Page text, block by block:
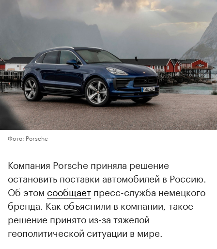
Фото: Porsche
Компания Porsche приняла решение
остановить поставки автомобилей в Россию.
Об этом сообщает пресс-служба немецкого
бренда. Как объяснили в компании, такое
решение принято из-за тяжелой
геополитической ситуации в мире.